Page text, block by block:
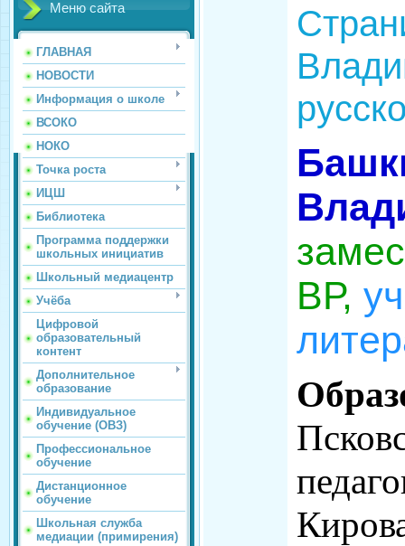
Меню сайта
ГЛАВНАЯ
НОВОСТИ
Информация о школе
ВСОКО
НОКО
Точка роста
ИЦШ
Библиотека
Программа поддержки
школьных инициатив
Школьный медиацентр
Учёба
Цифровой
образовательный
контент
Дополнительное
образование
Индивидуальное
обучение (ОВЗ)
Профессиональное
обучение
Дистанционное
обучение
Школьная служба
медиации (примирения)
ВР,